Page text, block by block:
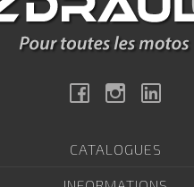
FacebookInstagram
CATALOGUES